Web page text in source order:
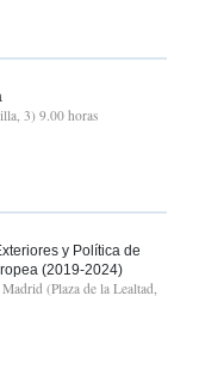
3) 9.00 horas
y Política de
(2019-2024)
(Plaza de la Lealtad,